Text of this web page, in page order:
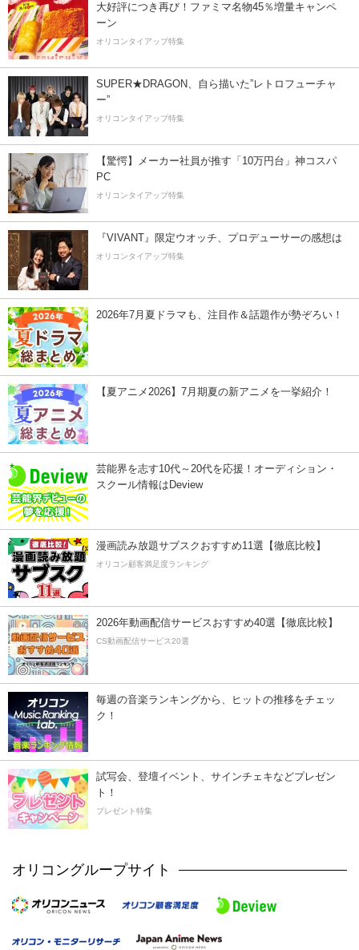
大好評につき再び！ファミマ名物45％増量キャンペ
ーン
オリコンタイアップ特集
SUPER★DRAGON、自ら描いた”レトロフューチャ
ー”
オリコンタイアップ特集
【驚愕】メーカー社員が推す「10万円台」神コスパ
PC
オリコンタイアップ特集
『VIVANT』限定ウオッチ、プロデューサーの感想は
オリコンタイアップ特集
2026年7月夏ドラマも、注目作＆話題作が勢ぞろい！
【夏アニメ2026】7月期夏の新アニメを一挙紹介！
芸能界を志す10代～20代を応援！オーディション・
スクール情報はDeview
漫画読み放題サブスクおすすめ11選【徹底比較】
オリコン顧客満足度ランキング
2026年動画配信サービスおすすめ40選【徹底比較】
CS動画配信サービス20選
毎週の音楽ランキングから、ヒットの推移をチェッ
ク！
試写会、登壇イベント、サインチェキなどプレゼン
ト！
プレゼント特集
オリコングループサイト